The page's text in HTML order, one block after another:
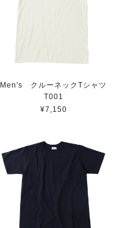
Men's クルーネックTシャツ
T001
¥7,150